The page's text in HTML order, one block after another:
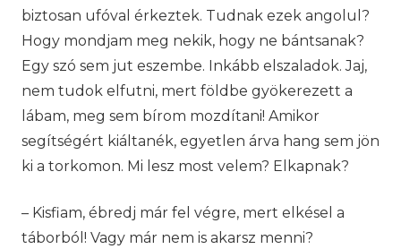
biztosan ufóval érkeztek. Tudnak ezek angolul?
Hogy mondjam meg nekik, hogy ne bántsanak?
Egy szó sem jut eszembe. Inkább elszaladok. Jaj,
nem tudok elfutni, mert földbe gyökerezett a
lábam, meg sem bírom mozdítani! Amikor
segítségért kiáltanék, egyetlen árva hang sem jön
ki a torkomon. Mi lesz most velem? Elkapnak?
– Kisfiam, ébredj már fel végre, mert elkésel a
táborból! Vagy már nem is akarsz menni?